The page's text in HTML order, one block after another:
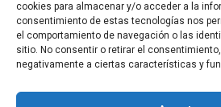
cookies para almacenar y/o acceder a la
consentimiento de estas tecnologías nos
el comportamiento de navegación o las
sitio. No consentir o retirar el
negativamente a ciertas características y